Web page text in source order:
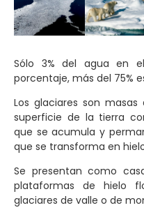
Sólo 3% del agua en
porcentaje, más del 75%
Los glaciares son
superficie de la tierra
que se acumula y
que se transforma en
Se presentan como
plataformas de hielo
glaciares de valle o de